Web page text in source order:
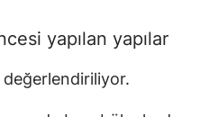
yapılan yapılar